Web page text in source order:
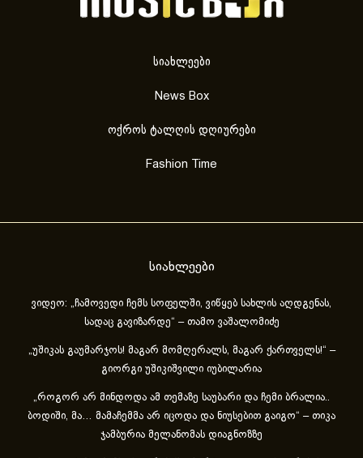
სიახლეები
News Box
ოქროს ტალღის დღიურები
Fashion Time
სიახლეები
ვიდეო: „ჩამოვედი ჩემს სოფელში, ვიწყებ სახლის აღდგენას,
სადაც გავიზარდე“ – თამო ვაშალომიძე
„უშიკას გაუმარჯოს! მაგარ მომღერალს, მაგარ ქართველს!“ –
გიორგი უშიკიშვილი იუბილარია
„როგორ არ მინდოდა ამ თემაზე საუბარი და ჩემი ბრალია..
ბოდიში, მა… მამაჩემმა არ იცოდა და ნიუსებით გაიგო“ – თიკა
ჯამბურია მელანომას დიაგნოზზე